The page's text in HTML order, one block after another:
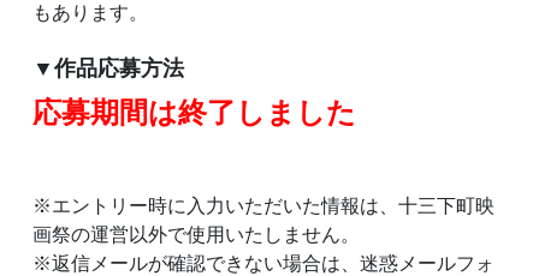
もあります。
▼作品応募方法
応募期間は終了しました
※エントリー時に入力いただいた情報は、十三下町映
画祭の運営以外で使用いたしません。
※返信メールが確認できない場合は、迷惑メールフォ